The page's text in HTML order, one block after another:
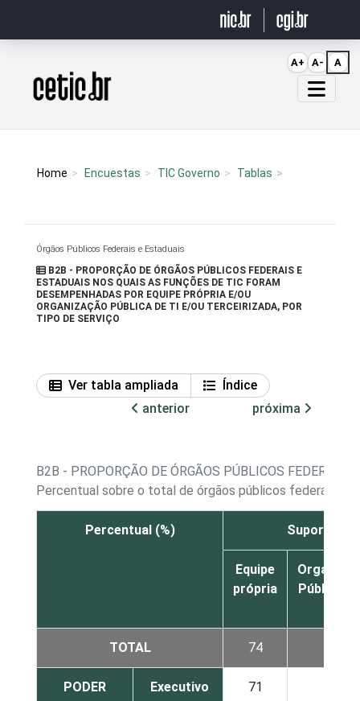
Página inicial
Home Encuestas TIC Governo Tablas
Órgãos Públicos Federais e Estaduais
B2B - PROPORÇÃO DE ÓRGÃOS PÚBLICOS FEDERAIS E
ESTADUAIS NOS QUAIS AS FUNÇÕES DE TIC FORAM
DESEMPENHADAS POR EQUIPE PRÓPRIA E/OU
ORGANIZAÇÃO PÚBLICA DE TI E/OU TERCEIRIZADA, POR
TIPO DE SERVIÇO
Ver tabla ampliada
Índice
anterior
próxima
B2B - PROPORÇÃO DE ÓRGÃOS PÚBLICOS FEDERAIS
Percentual sobre o total de órgãos públicos federais e
Percentual (%) Suporte
Equipe
própria
Pública
TOTAL 74
PODER Executivo 71
A+ A- A